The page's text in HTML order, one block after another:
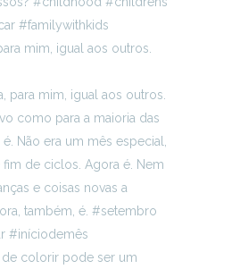
mim, igual aos outros.
colorir pode ser um